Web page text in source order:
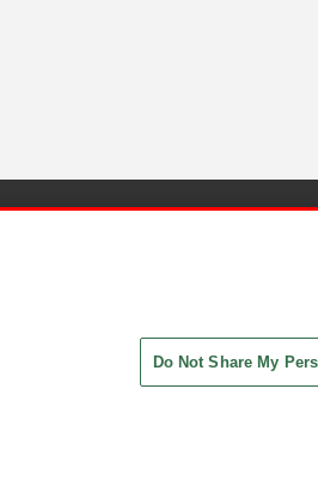
Do Not Share My